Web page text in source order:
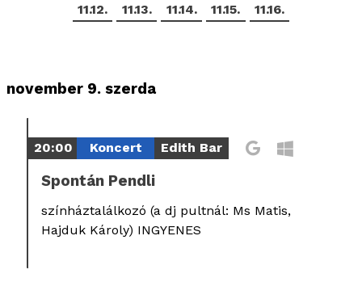
11.12.
11.13. 11.14. 11.15. 11.16.
november 9. szerda
20:00 Koncert Edith Bar
Spontán Pendli
színháztalálkozó (a dj pultnál: Ms Matis,
Hajduk Károly) INGYENES